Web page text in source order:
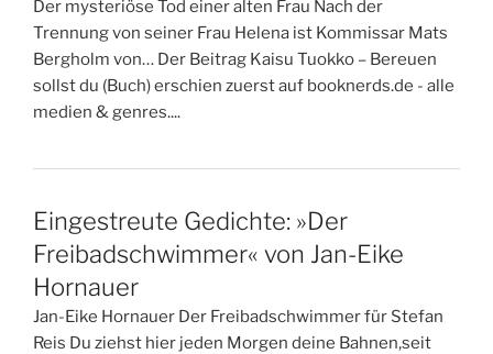
Der mysteriöse Tod einer alten Frau Nach der
Trennung von seiner Frau Helena ist Kommissar Mats
Bergholm von… Der Beitrag Kaisu Tuokko – Bereuen
sollst du (Buch) erschien zuerst auf booknerds.de - alle
medien & genres....
Eingestreute Gedichte: »Der
Freibadschwimmer« von Jan-Eike
Hornauer
Jan-Eike Hornauer Der Freibadschwimmer für Stefan
Reis Du ziehst hier jeden Morgen deine Bahnen,seit